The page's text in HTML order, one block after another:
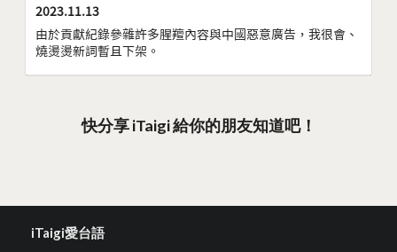
2023.11.13
由於貢獻紀錄參雜許多腥羶內容與中國惡意廣告，我很會、
燒燙燙新詞暫且下架。
快分享 iTaigi 給你的朋友知道吧！
iTaigi愛台語